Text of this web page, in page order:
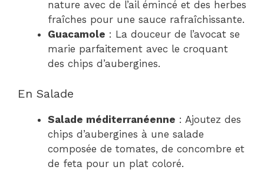
nature avec de l’ail émincé et des herbes
fraîches pour une sauce rafraîchissante.
Guacamole : La douceur de l’avocat se
marie parfaitement avec le croquant
des chips d’aubergines.
En Salade
Salade méditerranéenne : Ajoutez des
chips d’aubergines à une salade
composée de tomates, de concombre et
de feta pour un plat coloré.